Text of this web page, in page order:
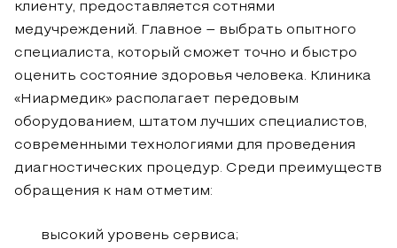
клиенту, предоставляется сотнями
медучреждений. Главное – выбрать опытного
специалиста, который сможет точно и быстро
оценить состояние здоровья человека. Клиника
«Ниармедик» располагает передовым
оборудованием, штатом лучших специалистов,
современными технологиями для проведения
диагностических процедур. Среди преимуществ
обращения к нам отметим:
высокий уровень сервиса;